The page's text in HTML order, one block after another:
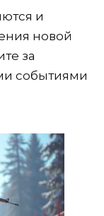
и
новой
за
событиями